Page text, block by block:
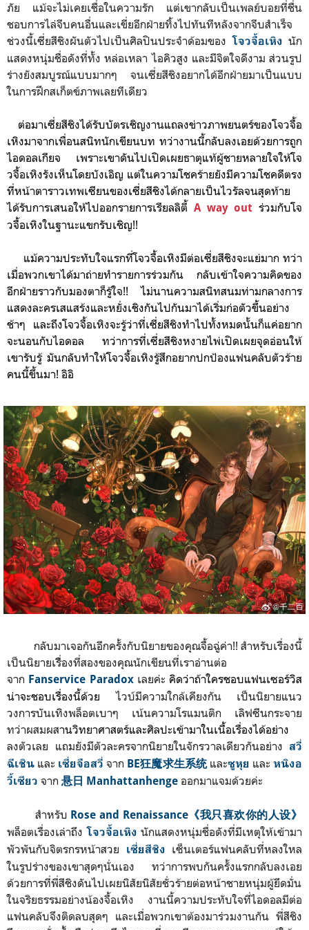
ภัย แม้จะไม่เคยเชื่อในความรัก แต่เขากลับเป็นเพลย์บอยที่ชื่น
ชอบการไล่จีบคนอื่นและเขี่ยอีกฝ่ายทิ้งไปทันทีหลังจากจีบสำเร็จ
ช่วงนี้เซี่ยสีชิงผันตัวไปเป็นศิลปินประจำด้อมของ โจวจื้อเหิง นัก
แสดงหนุ่มชื่อดังที่ทั้ง หล่อเหลา ไอคิวสูง และมีจิตใจดีงาม ส่วนรูป
ร่างยังสมบูรณ์แบบมากๆ จนเซี่ยสีชิงอยากได้อีกฝ่ายมาเป็นแบบ
ในการฝึกสเก็ตข์ภาพเลยทีเดียว
ต่อมาเซี่ยสีชิงได้รับบัตรเชิญงานแถลงข่าวภาพยนตร์ของโจวจื้อ
เหิงมาจากเพื่อนสนิทนักเขียนบท ทว่างานนี้กลับลงเอยด้วยการถูก
ไอดอลเกียจ เพราะเขาดันไปเปิดเผยธาตุแท้ผู้ชายหลายใจให้โจ
วจื้อเหิงรังเห็นโดยบังเอิญ แต่ในความโชคร้ายยังมีความโชคดีตรง
ที่หน้าตาราวเทพเซียนของเซี่ยสีชิงได้กลายเป็นไวรัลจนสุดท้าย
ได้รับการเสนอให้ไปออกรายการเรียลลิตี้ A way out ร่วมกับโจ
วจื้อเหิงในฐานะแขกรับเชิญ!!
แม้ความประทับใจแรกที่โจวจื้อเหิงมีต่อเซี่ยสีชิงจะแย่มาก ทว่า
เมื่อพวกเขาได้มาถ่ายทำรายการร่วมกัน กลับเข้าใจความคิดของ
อีกฝ่ายราวกับมองตาก็รู้ใจ!! ไม่นานความสนิทสนมท่ามกลางการ
แสดงละครเสแสร้งและหยั่งเชิงกันไปกันมาได้เริ่มก่อตัวขึ้นอย่าง
ช้าๆ และถึงโจวจื้อเหิงจะรู้ว่าที่เซี่ยสีชิงทำไปทั้งหมดนั้นก็แค่อยาก
จะนอนกับไอดอล ทว่าการที่เซี่ยสีชิงหงายไพ่เปิดเผยจุดอ่อนให้
เขารับรู้ มันกลับทำให้โจวจื้อเหิงรู้สึกอยากปกป้องแฟนคลับตัวร้าย
คนนี้ขึ้นมา! อิอิ
กลับมาเจอกันอีกครั้งกับนิยายของคุณจื้อฉู่ค่า!! สำหรับเรื่องนี้
เป็นนิยายเรื่ิองที่สองของคุณนักเขียนที่เราอ่านต่อ
จาก Fanservice Paradox เลยค่ะ คิดว่าถ้าใครชอบแฟนเซอร์วิส
น่าจะชอบเรื่องนี้ด้วยไวบ์มีความใกล้เคียงกัน เป็นนิยายแนว
วงการบันเทิงพล็อตเบาๆ เน้นความโรแมนติก เลิฟซีนกระจาย
ทว่าผสมผสานวิทยาศาสตร์และศิลปะเข้ามาในเนื้อเรื่องได้อย่าง
ลงตัวเลย แถมยังมีตัวละครจากนิยายในจักรวาลเดียวกันอย่าง สวี่
ฉีเชิน และ เซี่ยจือสวี่จาก BE狂魔求生系统 และซูหุย และหนิงอ
วี้เซียว จาก 悬日 Manhattanhenge ออกมาแจมด้วยค่ะ
สำหรับ Rose and Renaissance《我只喜欢你的人设》
พล็อตเรื่องเล่าถึงโจวจื้อเหิง นักแสดงหนุ่มชื่อดังที่มีเหตุให้เข้ามา
พัวพันกับจิตรกรหน้าสวย
เซี่ยสีชิง เซ็นเตอร์แฟนคลับที่หลงใหล
ในรูปร่างของเขาสุดๆนั่นเอง ทว่าการพบกันครั้งแรกกลับลงเอย
ด้วยการที่พี่สีชิงดันไปเผยนิสัยนิสัยชั่วร้ายต่อหน้าชายหนุ่มผู้ยึดมั่น
ในจริยธรรมอย่างน้องจื้อเหิง งานนี้ความประทับใจที่ไอดอลมีต่อ
แฟนคลับจึงติดลบสุดๆ และเมื่อพวกเขาต้องมาร่วมงานกัน พี่สีชิง